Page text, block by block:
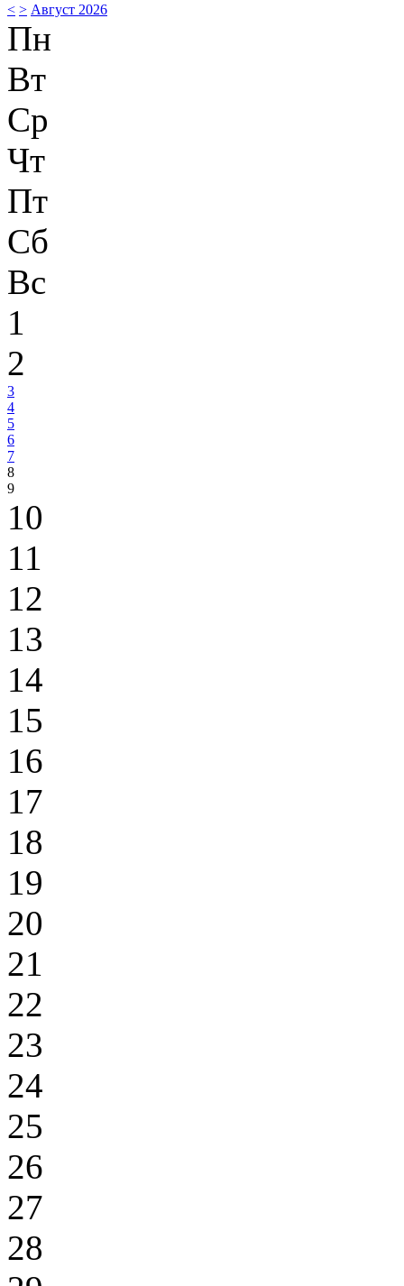
< > Август 2026
Пн
Вт
Ср
Чт
Пт
Сб
Вс
1
2
3
4
5
6
7
8
9
10
11
12
13
14
15
16
17
18
19
20
21
22
23
24
25
26
27
28